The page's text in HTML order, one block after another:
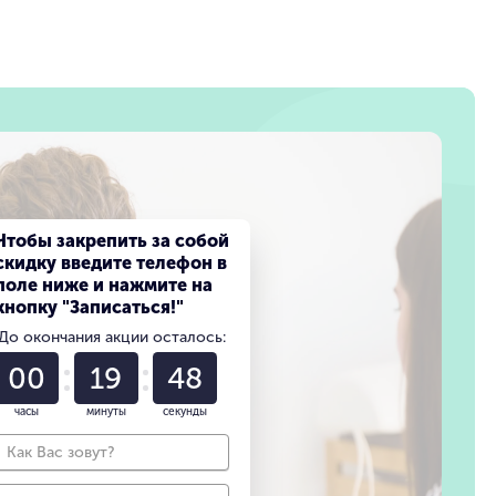
закрепить за собой
введите телефон в
ниже и нажмите на
"Записаться!"
окончания акции осталось:
00
часы
19
минуты
46
секунды